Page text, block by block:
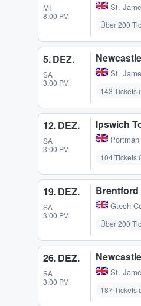
MI
8:00 PM
St.
Über 200
5. DEZ.
SA
3:00 PM
St.
143 Tickets
12. DEZ.
SA
3:00 PM
Ipswich
104 Tickets
19. DEZ.
SA
3:00 PM
Brentford
Gtech
Über 200
26. DEZ.
SA
3:00 PM
St.
187 Tickets